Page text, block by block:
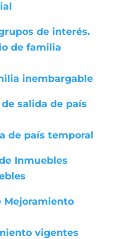
de interés.
de familia
inembargable
salida de país
de país temporal
Inmuebles
Mejoramiento
vigentes